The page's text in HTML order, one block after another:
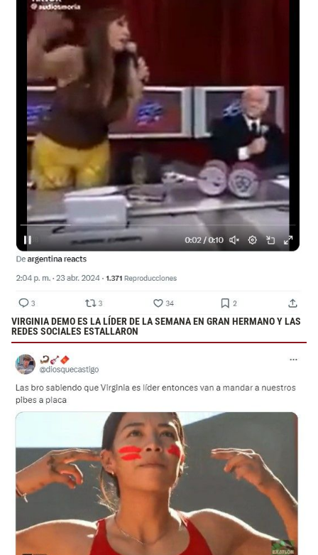
VIRGINIA DEMO ES LA LÍDER DE LA SEMANA EN GRAN HERMANO Y LAS
REDES SOCIALES ESTALLARON